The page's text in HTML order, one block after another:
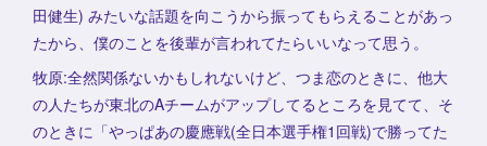
田健生) みたいな話題を向こうから振ってもらえることがあっ
たから、僕のことを後輩が言われてたらいいなって思う。
牧原:全然関係ないかもしれないけど、つま恋のときに、他大
の人たちが東北のAチームがアップしてるところを見てて、そ
のときに「やっぱあの慶應戦(全日本選手権1回戦)で勝ってた